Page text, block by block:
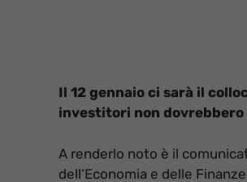
Il 12 gennaio ci sarà il
investitori non dovrebbero
A renderlo noto è il
dell’Economia e delle